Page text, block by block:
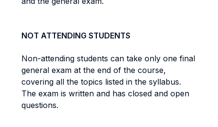
NOT ATTENDING STUDENTS
Non-attending students can take only one final
general exam at the end of the course,
covering all the topics listed in the syllabus.
The exam is written and has closed and open
questions.